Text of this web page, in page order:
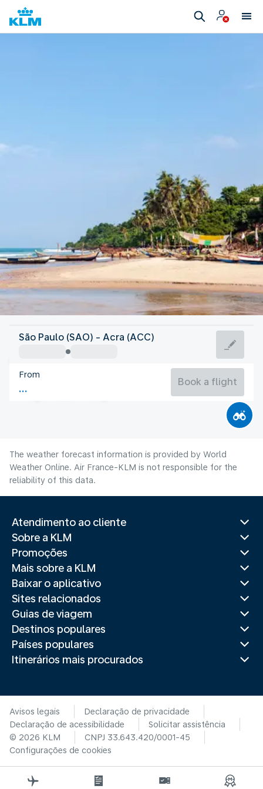
Ghana
Ghana
Flight time
São Paulo (SAO) - Acra (ACC)
From
Book a flight
The weather forecast information is provided by World
Weather Online. Air France-KLM is not responsible for the
reliability of this data.
Atendimento ao cliente
Sobre a KLM
Promoções
Mais sobre a KLM
Baixar o aplicativo
Sites relacionados
Guias de viagem
Destinos populares
Países populares
Itinerários mais procurados
Avisos legais
Declaração de privacidade
Declaração de acessibilidade
Solicitar assistência
© 2026 KLM
CNPJ 33.643.420/0001-45
Configurações de cookies